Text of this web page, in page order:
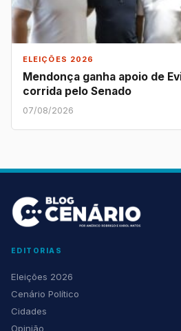
ELEIÇÕES 2026
Mendonça ganha apoio de
corrida pelo Senado
07/08/2026
EDITORIAS
Eleições 2026
Cenário Político
Cidades
Opinião